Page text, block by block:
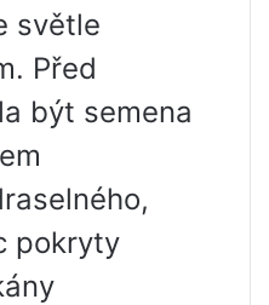
světle
Před
být semena
pokryty